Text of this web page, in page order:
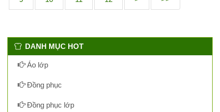
DANH MỤC HOT
Áo lớp
Đồng phục
Đồng phục lớp